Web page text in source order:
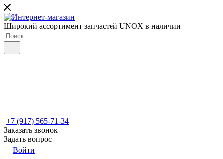
Широкий ассортимент запчастей UNOX в наличии
+7 (917) 565-71-34
Заказать звонок
Задать вопрос
Войти